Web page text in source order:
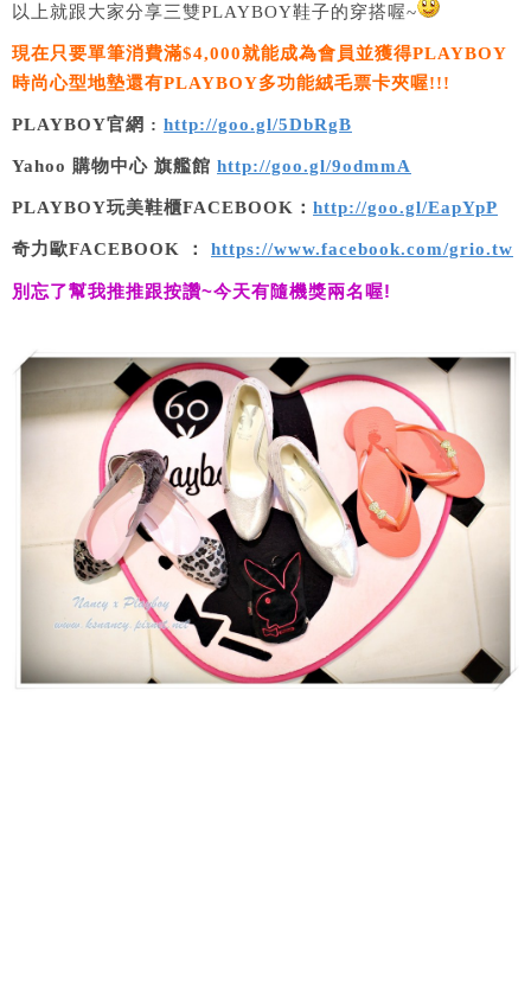
以上就跟大家分享三雙PLAYBOY鞋子的穿搭喔~
現在只要單筆消費滿$4,000就能成為會員並獲得PLAYBOY
時尚心型地墊還有PLAYBOY多功能絨毛票卡夾喔!!!
PLAYBOY官網 : http://goo.gl/5DbRgB
Yahoo 購物中心 旗艦館 http://goo.gl/9odmmA
PLAYBOY玩美鞋櫃FACEBOOK： http://goo.gl/EapYpP
奇力歐FACEBOOK ： https://www.facebook.com/grio.tw
別忘了幫我推推跟按讚~今天有隨機獎兩名喔!